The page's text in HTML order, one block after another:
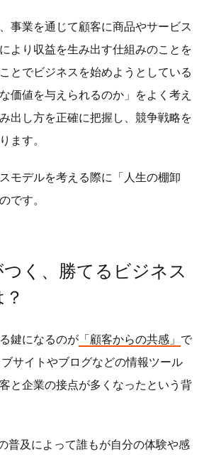
事業を通じて顧客に商品やサービス
より収益を生み出す仕組みのことを
とでビジネスを始めようとしている
価値を与えられるのか」をよく考え
出し方を正確に把握し、競争戦略を
ます。
モデルを考える際に「人生の棚卸
です。
く、勝てるビジネス
鍵になるのが 「顧客からの共感」 で
サイトやブログなどの情報ツール
と企業の接点が多くなったという背
普及によって誰もが自分の体験や感